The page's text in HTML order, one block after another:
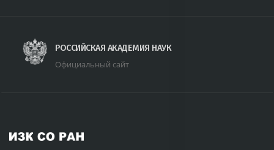
РОССИЙСКАЯ АКАДЕМИЯ НАУК
Официальный сайт